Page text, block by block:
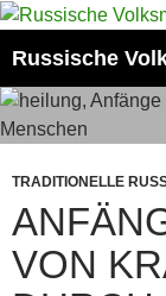
Zum
springen
Russische
TRADITIONELLE
VON